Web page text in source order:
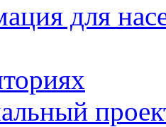
для